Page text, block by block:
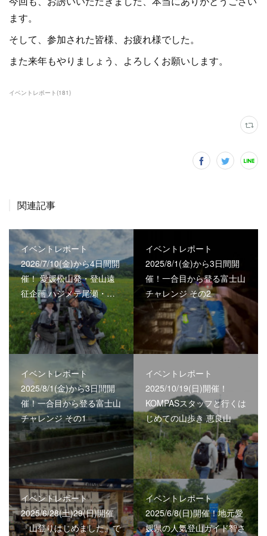
ます。
そして、参加された皆様、お疲れ様でした。
また来年もやりましょう、よろしくお願いします。
イベントレポート(181)
関連記事
イベントレポート
2026/7/10(金)から4日間開
催！ 愛媛松山発・登山遠
征企画 ハジメテ尾瀬・…
イベントレポート
2025/8/1(金)から3日間開
催！一合目から登る富士山
チャレンジ その2
イベントレポート
2025/8/1(金)から3日間開
催！一合目から登る富士山
チャレンジ その1
イベントレポート
2025/10/19(日)開催！
KOMPASスタッフと行くは
じめての山歩き 恵良山
イベントレポート
2025/6/28(土)29(日)開催
『山登りはじめました』で
イベントレポート
2025/6/8(日)開催！地元愛
媛県の人気登山ガイド智さ